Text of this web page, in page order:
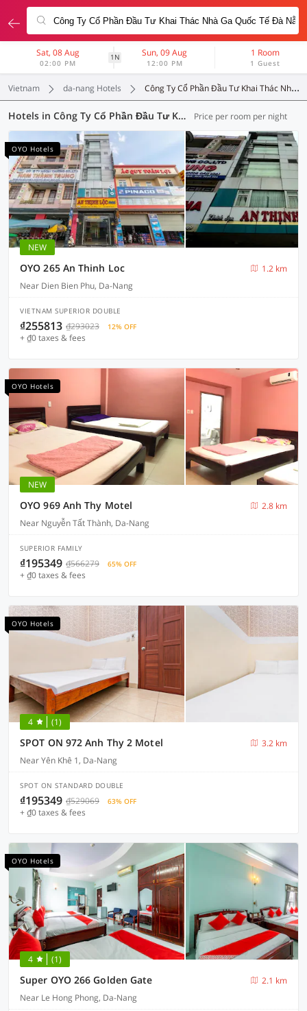
Sat, 08 Aug
02:00 PM
1N Sun, 09 Aug
12:00 PM
1 Room
1 Guest
Vietnam da-nang Hotels Công Ty Cổ Phần Đầu Tư Khai Thác Nhà Ga Quốc Tế Đà Nẵng
Hotels in Công Ty Cổ Phần Đầu Tư Khai Thác Nhà Ga Quốc Tế Đà Nẵng, Da-Nang (33 OYOs) Price per room per night
OYO Hotels
NEW
OYO 265 An Thinh Loc
1.2 km
Near Dien Bien Phu, Da-Nang
VIETNAM SUPERIOR DOUBLE
₫255813 ₫293023 12% OFF
+ ₫0 taxes & fees
OYO Hotels
NEW
OYO 969 Anh Thy Motel
2.8 km
Near Nguyễn Tất Thành, Da-Nang
SUPERIOR FAMILY
₫195349 ₫566279 65% OFF
+ ₫0 taxes & fees
OYO Hotels
4 (1)
SPOT ON 972 Anh Thy 2 Motel
3.2 km
Near Yên Khê 1, Da-Nang
SPOT ON STANDARD DOUBLE
₫195349 ₫529069 63% OFF
+ ₫0 taxes & fees
OYO Hotels
4 (1)
Super OYO 266 Golden Gate
2.1 km
Near Le Hong Phong, Da-Nang